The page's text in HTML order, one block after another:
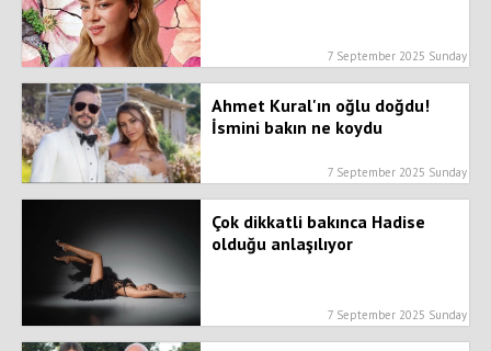
7 September 2025 Sunday
Ahmet Kural'ın oğlu doğdu!
İsmini bakın ne koydu
7 September 2025 Sunday
Çok dikkatli bakınca Hadise
olduğu anlaşılıyor
7 September 2025 Sunday